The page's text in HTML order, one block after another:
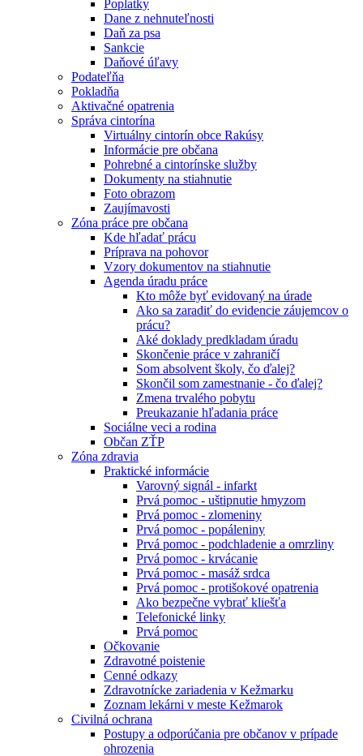
Poplatky
Dane z nehnuteľnosti
Daň za psa
Sankcie
Daňové úľavy
Podateľňa
Pokladňa
Aktivačné opatrenia
Správa cintorína
Virtuálny cintorín obce Rakúsy
Informácie pre občana
Pohrebné a cintorínske služby
Dokumenty na stiahnutie
Foto obrazom
Zaujímavosti
Zóna práce pre občana
Kde hľadať prácu
Príprava na pohovor
Vzory dokumentov na stiahnutie
Agenda úradu práce
Kto môže byť evidovaný na úrade
Ako sa zaradiť do evidencie záujemcov o
prácu?
Aké doklady predkladam úradu
Skončenie práce v zahraničí
Som absolvent školy, čo ďalej?
Skončil som zamestnanie - čo ďalej?
Zmena trvalého pobytu
Preukazanie hľadania práce
Sociálne veci a rodina
Občan ZŤP
Zóna zdravia
Praktické informácie
Varovný signál - infarkt
Prvá pomoc - uštipnutie hmyzom
Prvá pomoc - zlomeniny
Prvá pomoc - popáleniny
Prvá pomoc - podchladenie a omrzliny
Prvá pomoc - krvácanie
Prvá pomoc - masáž srdca
Prvá pomoc - protišokové opatrenia
Ako bezpečne vybrať kliešťa
Telefonické linky
Prvá pomoc
Očkovanie
Zdravotné poistenie
Cenné odkazy
Zdravotnícke zariadenia v Kežmarku
Zoznam lekárni v meste Kežmarok
Civilná ochrana
Postupy a odporúčania pre občanov v prípade
ohrozenia